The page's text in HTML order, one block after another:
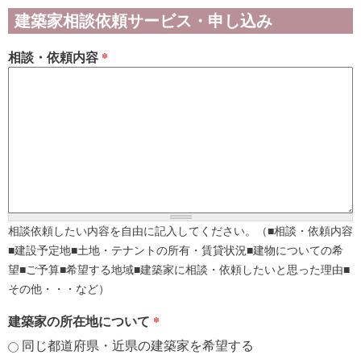
建築家相談依頼サービス・申し込み
相談・依頼内容 *
相談依頼したい内容を自由に記入してください。（■相談・依頼内容
■建設予定地■土地・テナントの所有・賃貸状況■建物についての希
望■ご予算■希望する地域■建築家に相談・依頼したいと思った理由■
その他・・・など）
建築家の所在地について *
同じ都道府県・近県の建築家を希望する